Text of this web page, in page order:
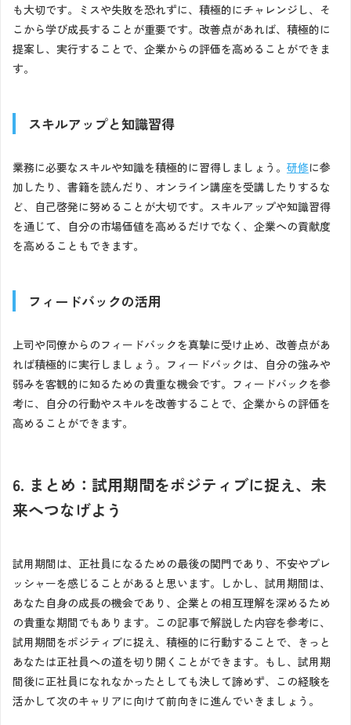
も大切です。ミスや失敗を恐れずに、積極的にチャレンジし、そ
こから学び成長することが重要です。改善点があれば、積極的に
提案し、実行することで、企業からの評価を高めることができま
す。
スキルアップと知識習得
業務に必要なスキルや知識を積極的に習得しましょう。 研修に参
加したり、書籍を読んだり、オンライン講座を受講したりするな
ど、自己啓発に努めることが大切です。スキルアップや知識習得
を通じて、自分の市場価値を高めるだけでなく、企業への貢献度
を高めることもできます。
フィードバックの活用
上司や同僚からのフィードバックを真摯に受け止め、改善点があ
れば積極的に実行しましょう。フィードバックは、自分の強みや
弱みを客観的に知るための貴重な機会です。フィードバックを参
考に、自分の行動やスキルを改善することで、企業からの評価を
高めることができます。
6. まとめ：試用期間をポジティブに捉え、未
来へつなげよう
試用期間は、正社員になるための最後の関門であり、不安やプレ
ッシャーを感じることがあると思います。しかし、試用期間は、
あなた自身の成長の機会であり、企業との相互理解を深めるため
の貴重な期間でもあります。この記事で解説した内容を参考に、
試用期間をポジティブに捉え、積極的に行動することで、きっと
あなたは正社員への道を切り開くことができます。もし、試用期
間後に正社員になれなかったとしても決して諦めず、この経験を
活かして次のキャリアに向けて前向きに進んでいきましょう。